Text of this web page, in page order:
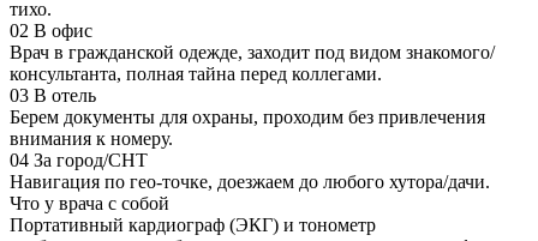
тихо.
02 В офис
Врач в гражданской одежде, заходит под видом знакомого/
консультанта, полная тайна перед коллегами.
03 В отель
Берем документы для охраны, проходим без привлечения
внимания к номеру.
04 За город/СНТ
Навигация по гео-точке, доезжаем до любого хутора/дачи.
Что у врача с собой
Портативный кардиограф (ЭКГ) и тонометр